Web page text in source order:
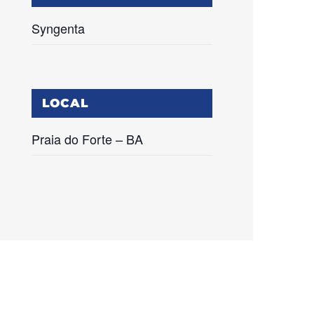
Syngenta
LOCAL
Praia do Forte – BA